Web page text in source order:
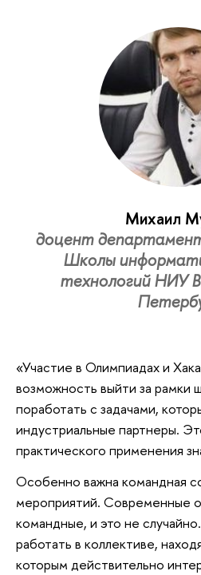
Михаил
доцент
Школы
технологий НИУ
«Участие в Олимпиадах и
возможность выйти за рамки
поработать с задачами,
индустриальные партнеры.
практического применения
Особенно важна командная
мероприятий. Современные
командные, и это не
работать в коллективе,
которым действительно